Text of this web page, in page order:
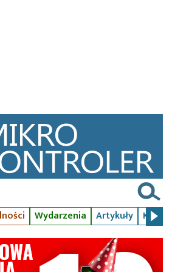
Wydarzenia Artykuły Kursy